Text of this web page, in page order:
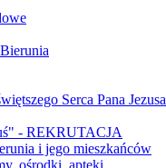
Serca Pana Jezusa
- REKRUTACJA
i jego mieszkańców
ośrodki, apteki